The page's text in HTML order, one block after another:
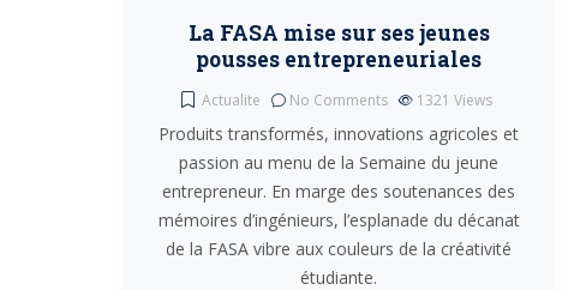
La FASA mise sur ses jeunes
pousses entrepreneuriales
Actualite No Comments 1321 Views
Produits transformés, innovations agricoles et
passion au menu de la Semaine du jeune
entrepreneur. En marge des soutenances des
mémoires d’ingénieurs, l’esplanade du décanat
de la FASA vibre aux couleurs de la créativité
étudiante.